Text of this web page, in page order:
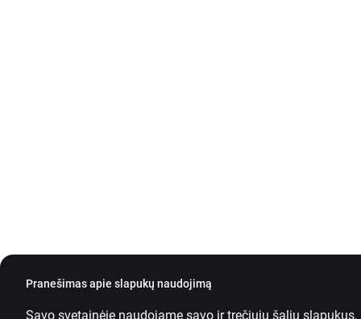
Pranešimas apie slapukų naudojimą
Savo svetainėje naudojame savo ir trečiųjų šalių